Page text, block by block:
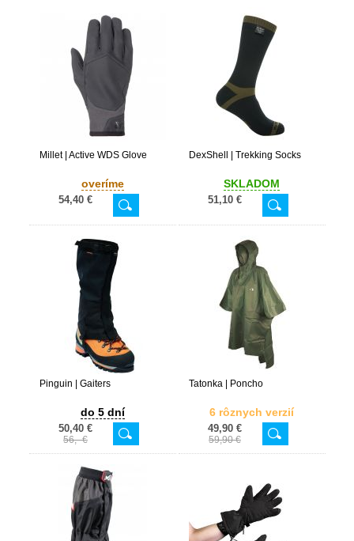
Millet | Active WDS Glove
overíme
54,40 €
DexShell | Trekking Socks
SKLADOM
51,10 €
Pinguin | Gaiters
do 5 dní
50,40 €
56,- €
Tatonka | Poncho
6 rôznych verzií
49,90 €
59,90 €